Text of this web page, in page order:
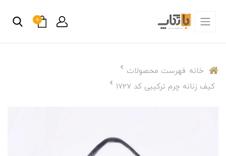
0
خانه فهرست محصولات
کیف زنانه چرم ترکیبی کد 1727